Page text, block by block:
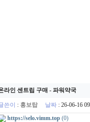
라인 센트립 구매 - 파워약국
쓴이 : 홍보탑 날짜 : 26-06-16
https://selo.vimm.top (0)